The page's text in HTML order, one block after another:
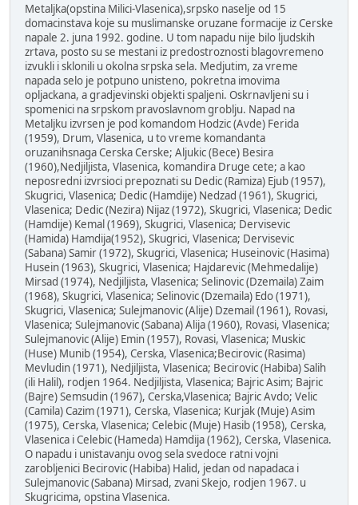
Metaljka(opstina Milici-Vlasenica),srpsko naselje od 15
domacinstava koje su muslimanske oruzane formacije iz Cerske
napale 2. juna 1992. godine. U tom napadu nije bilo ljudskih
zrtava, posto su se mestani iz predostroznosti blagovremeno
izvukli i sklonili u okolna srpska sela. Medjutim, za vreme
napada selo je potpuno unisteno, pokretna imovima
opljackana, a gradjevinski objekti spaljeni. Oskrnavljeni su i
spomenici na srpskom pravoslavnom groblju. Napad na
Metaljku izvrsen je pod komandom Hodzic (Avde) Ferida
(1959), Drum, Vlasenica, u to vreme komandanta
oruzanihsnaga Cerska Cerske; Aljukic (Bece) Besira
(1960),Nedjiljista, Vlasenica, komandira Druge cete; a kao
neposredni izvrsioci prepoznati su Dedic (Ramiza) Ejub (1957),
Skugrici, Vlasenica; Dedic (Hamdije) Nedzad (1961), Skugrici,
Vlasenica; Dedic (Nezira) Nijaz (1972), Skugrici, Vlasenica; Dedic
(Hamdije) Kemal (1969), Skugrici, Vlasenica; Dervisevic
(Hamida) Hamdija(1952), Skugrici, Vlasenica; Dervisevic
(Sabana) Samir (1972), Skugrici, Vlasenica; Huseinovic (Hasima)
Husein (1963), Skugrici, Vlasenica; Hajdarevic (Mehmedalije)
Mirsad (1974), Nedjiljista, Vlasenica; Selinovic (Dzemaila) Zaim
(1968), Skugrici, Vlasenica; Selinovic (Dzemaila) Edo (1971),
Skugrici, Vlasenica; Sulejmanovic (Alije) Dzemail (1961), Rovasi,
Vlasenica; Sulejmanovic (Sabana) Alija (1960), Rovasi, Vlasenica;
Sulejmanovic (Alije) Emin (1957), Rovasi, Vlasenica; Muskic
(Huse) Munib (1954), Cerska, Vlasenica;Becirovic (Rasima)
Mevludin (1971), Nedjiljista, Vlasenica; Becirovic (Habiba) Salih
(ili Halil), rodjen 1964. Nedjiljista, Vlasenica; Bajric Asim; Bajric
(Bajre) Semsudin (1967), Cerska,Vlasenica; Bajric Avdo; Velic
(Camila) Cazim (1971), Cerska, Vlasenica; Kurjak (Muje) Asim
(1975), Cerska, Vlasenica; Celebic (Muje) Hasib (1958), Cerska,
Vlasenica i Celebic (Hameda) Hamdija (1962), Cerska, Vlasenica.
O napadu i unistavanju ovog sela svedoce ratni vojni
zarobljenici Becirovic (Habiba) Halid, jedan od napadaca i
Sulejmanovic (Sabana) Mirsad, zvani Skejo, rodjen 1967. u
Skugricima, opstina Vlasenica.